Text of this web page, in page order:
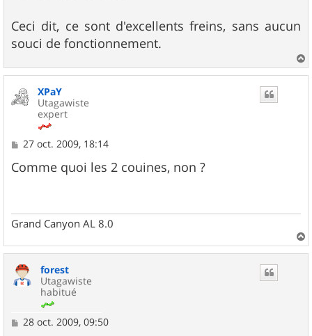
Ceci dit, ce sont d'excellents freins, sans aucun
souci de fonctionnement.
a
XPaY
Utagawiste
expert
M
s
s
27 oct. 2009, 18:14
Comme quoi les 2 couines, non ?
Grand Canyon AL 8.0
a
forest
Utagawiste
habitué
M
28 oct. 2009, 09:50